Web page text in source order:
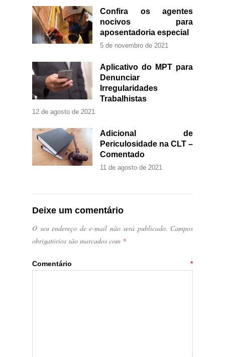
Confira os agentes
nocivos para
aposentadoria especial
5 de novembro de 2021
Aplicativo do MPT para
Denunciar
Irregularidades
Trabalhistas
12 de agosto de 2021
Adicional de
Periculosidade na CLT –
Comentado
11 de agosto de 2021
Deixe um comentário
O seu endereço de e-mail não será publicado. Campos
obrigatórios são marcados com *
Comentário *